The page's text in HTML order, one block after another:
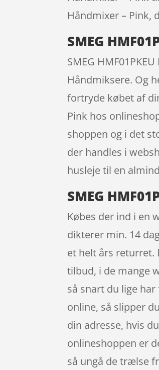
Håndmixer – Pink,
SMEG
SMEG
Håndmiksere. Og
fortryde købet af
Pink hos
shoppen og i det
der handles i
husleje til en
SMEG
Købes der ind i en
dikterer min. 14
et helt års returret.
tilbud, i de mange
så snart du lige
online, så slipper
din adresse, hvis
onlineshoppen er
så ungå de trælse